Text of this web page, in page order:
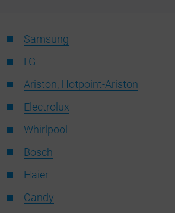
Samsung
LG
Ariston, Hotpoint-Ariston
Electrolux
Whirlpool
Bosch
Haier
Candy